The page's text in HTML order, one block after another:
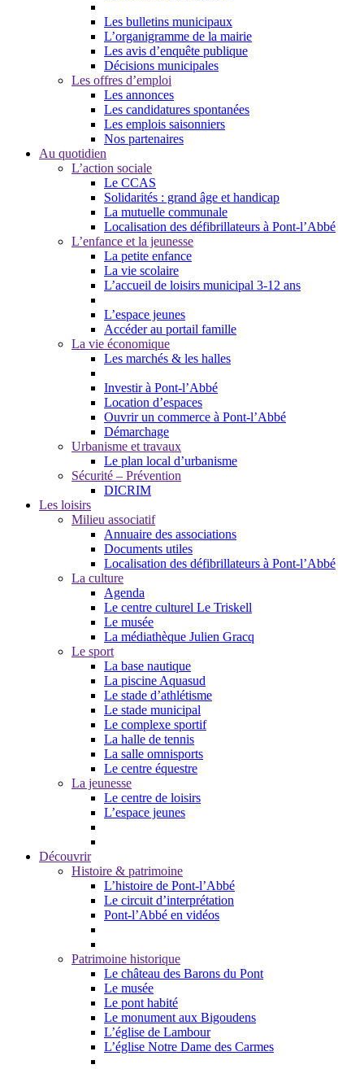
Les bulletins municipaux
L’organigramme de la mairie
Les avis d’enquête publique
Décisions municipales
Les offres d’emploi
Les annonces
Les candidatures spontanées
Les emplois saisonniers
Nos partenaires
Au quotidien
L’action sociale
Le CCAS
Solidarités : grand âge et handicap
La mutuelle communale
Localisation des défibrillateurs à Pont-l’Abbé
L’enfance et la jeunesse
La petite enfance
La vie scolaire
L’accueil de loisirs municipal 3-12 ans
L’espace jeunes
Accéder au portail famille
La vie économique
Les marchés & les halles
Investir à Pont-l’Abbé
Location d’espaces
Ouvrir un commerce à Pont-l’Abbé
Démarchage
Urbanisme et travaux
Le plan local d’urbanisme
Sécurité – Prévention
DICRIM
Les loisirs
Milieu associatif
Annuaire des associations
Documents utiles
Localisation des défibrillateurs à Pont-l’Abbé
La culture
Agenda
Le centre culturel Le Triskell
Le musée
La médiathèque Julien Gracq
Le sport
La base nautique
La piscine Aquasud
Le stade d’athlétisme
Le stade municipal
Le complexe sportif
La halle de tennis
La salle omnisports
Le centre équestre
La jeunesse
Le centre de loisirs
L’espace jeunes
Découvrir
Histoire & patrimoine
L’histoire de Pont-l’Abbé
Le circuit d’interprétation
Pont-l’Abbé en vidéos
Patrimoine historique
Le château des Barons du Pont
Le musée
Le pont habité
Le monument aux Bigoudens
L’église de Lambour
L’église Notre Dame des Carmes